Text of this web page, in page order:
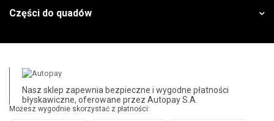
Części do quadów
Nasz sklep zapewnia bezpieczne i wygodne płatności
błyskawiczne, oferowane przez Autopay S.A.
Możesz wygodnie skorzystać z płatności: